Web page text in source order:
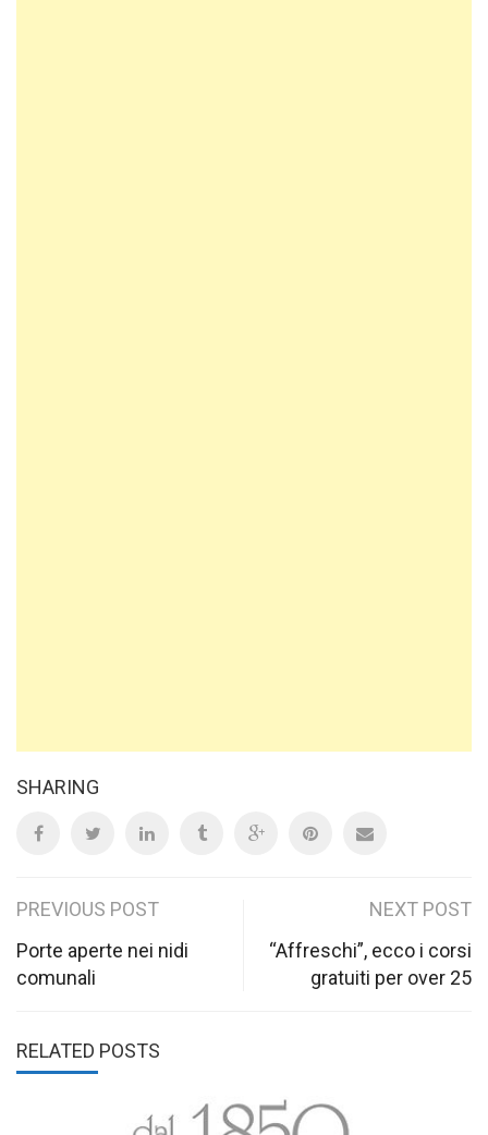
SHARING
Post
navigation
PREVIOUS POST
Porte aperte nei nidi
comunali
NEXT POST
“Affreschi”, ecco i corsi
gratuiti per over 25
RELATED POSTS